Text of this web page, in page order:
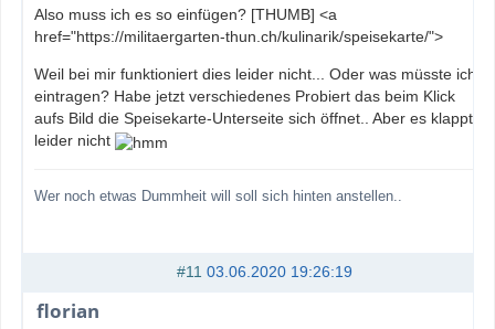
Also muss ich es so einfügen? [THUMB] <a
href="https://militaergarten-thun.ch/kulinarik/speisekarte/">
Weil bei mir funktioniert dies leider nicht... Oder was müsste ich
eintragen? Habe jetzt verschiedenes Probiert das beim Klick
aufs Bild die Speisekarte-Unterseite sich öffnet.. Aber es klappt
leider nicht
Wer noch etwas Dummheit will soll sich hinten anstellen..
#11 03.06.2020 19:26:19
florian